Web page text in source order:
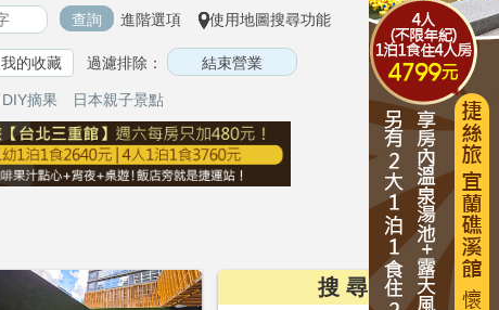
進階選項 使用地圖搜尋功能
我的收藏 過濾排除：
DIY摘果 日本親子景點
搜 尋